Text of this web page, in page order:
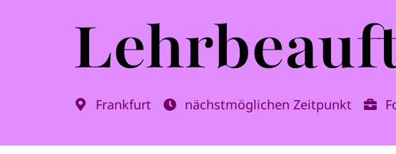
Frankfurt nächstmöglichen Zeitpunkt